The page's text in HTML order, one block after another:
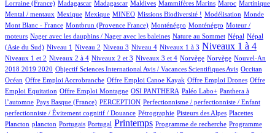
Lorraine (France) Madagascar Madagascar Maldives Mammifères Marins Maroc Martinique
Mental / mentaux
1/618 Mexique
1/618 Mexique
15/618 MINEO
27/618 Missions Biodiversité !
1/618 Modélisation
3/618 Monde
1/618
Mont Blanc - France
6/618 Montbrun (Provence France)
5/618 Monténégro
5/618 Monténégro
1/618
Moteur /
moteurs
1/618 Nager avec les dauphins / Nager avec les baleines
2/618 Nature au Sommet
7/618 Népal
7/618
Népal
(Asie du Sud)
9/618 Niveau 1
9/618 Niveau 2
7/618 Niveau 3
62/618 Niveau 4
54/618 Niveaux 1 à 3
280/618 Niveaux 1 à 4
9/618
Niveaux 1 et 2
47/618 Niveaux 2 à 4
5/618 Niveaux 2 et 3
119/618 Niveaux 3 et 4
2/618 Norvège
2/618 Norvège
16/618
Nouvel-An
2018 2019 2020
1/618 Objectif Sciences International Avis / Vacances Scientifiques Avis
6/618 Occitan
80/618
Océan
1/618Offre Emploi Accrobranche
1/618 Offre Emploi Canoe Kayak
1/618 Offre Emploi Drones
1/618
Offre
Emploi Equitation
1/618 Offre Emploi Montagne
51/618 OSI PANTHERA
46/618 Paléo Labo+
50/618
Panthera à
l’automne
3/618 Pays Basque (France)
27/618 PERCEPTION
1/618
Perfectionnisme / perfectionniste / Enfant
perfectionniste / Évitement cognitif / Douance
1/618 Pétrographie
8/618 Pisteurs des Alpes
3/618 Placettes
1/618
Plancton
1/618 plancton
8/618 Portugais
1/618 Portugal
281/618 Printemps
1/618 Programme de recherche
1/618
Programme